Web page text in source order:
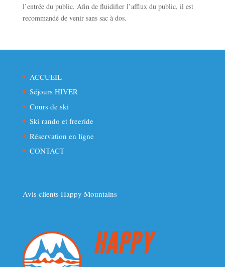
l’entrée du public. Afin de fluidifier l’afflux du public, il est
recommandé de venir sans sac à dos.
ACCUEIL
Séjours HIVER
Cours de ski
Ski rando et freeride
Réservation en ligne
CONTACT
Avis clients Happy Mountains